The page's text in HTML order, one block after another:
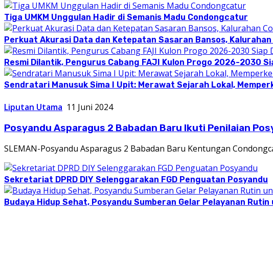
Tiga UMKM Unggulan Hadir di Semanis Madu Condongcatur
Perkuat Akurasi Data dan Ketepatan Sasaran Bansos,
Resmi Dilantik, Pengurus Cabang FAJI Kulon Progo 2026-2030
Sendratari Manusuk Sima I Upit: Merawat Sejarah Lokal,
Liputan Utama 11 Juni 2024
Posyandu Asparagus 2 Babadan Baru Ikuti Penilaian
SLEMAN-Posyandu Asparagus 2 Babadan Baru Kentungan
Sekretariat DPRD DIY Selenggarakan FGD Penguatan Posyandu
Budaya Hidup Sehat, Posyandu Sumberan Gelar Pelayanan